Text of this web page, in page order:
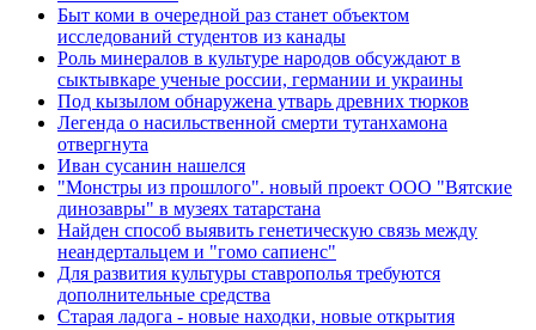
Быт коми в очередной раз станет объектом
исследований студентов из канады
Роль минералов в культуре народов обсуждают в
сыктывкаре ученые россии, германии и украины
Под кызылом обнаружена утварь древних тюрков
Легенда о насильственной смерти тутанхамона
отвергнута
Иван сусанин нашелся
"Монстры из прошлого". новый проект ООО "Вятские
динозавры" в музеях татарстана
Найден способ выявить генетическую связь между
неандертальцем и "гомо сапиенс"
Для развития культуры ставрополья требуются
дополнительные средства
Старая ладога - новые находки, новые открытия